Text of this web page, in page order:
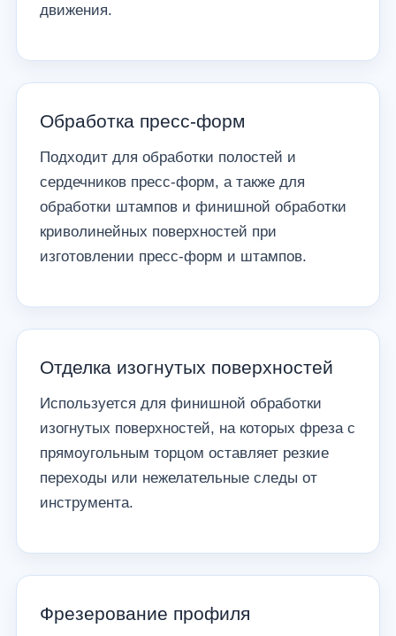
движения.
Обработка пресс-форм
Подходит для обработки полостей и
сердечников пресс-форм, а также для
обработки штампов и финишной обработки
криволинейных поверхностей при
изготовлении пресс-форм и штампов.
Отделка изогнутых поверхностей
Используется для финишной обработки
изогнутых поверхностей, на которых фреза с
прямоугольным торцом оставляет резкие
переходы или нежелательные следы от
инструмента.
Фрезерование профиля